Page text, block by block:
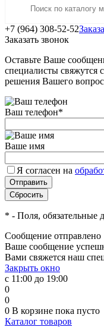
+7 (964) 308-52-52
Заказать звонок
Оставьте Ваше
специалисты свяжутся
решения Вашего
Ваш телефон*
Ваше имя
Я согласен на
* - Поля, обязательные
Сообщение отправлено
Ваше сообщение
Вами свяжется наш
Закрыть окно
с 11:00 до 19:00
0
0
0 В корзине пока пусто
Каталог товаров